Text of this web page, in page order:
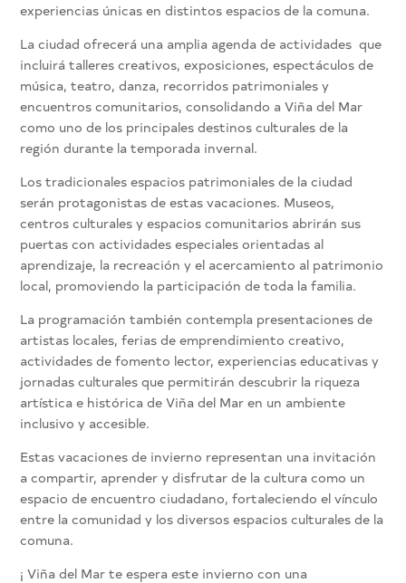
experiencias únicas en distintos espacios de la comuna.
La ciudad ofrecerá una amplia agenda de actividades que
incluirá talleres creativos, exposiciones, espectáculos de
música, teatro, danza, recorridos patrimoniales y
encuentros comunitarios, consolidando a Viña del Mar
como uno de los principales destinos culturales de la
región durante la temporada invernal.
Los tradicionales espacios patrimoniales de la ciudad
serán protagonistas de estas vacaciones. Museos,
centros culturales y espacios comunitarios abrirán sus
puertas con actividades especiales orientadas al
aprendizaje, la recreación y el acercamiento al patrimonio
local, promoviendo la participación de toda la familia.
La programación también contempla presentaciones de
artistas locales, ferias de emprendimiento creativo,
actividades de fomento lector, experiencias educativas y
jornadas culturales que permitirán descubrir la riqueza
artística e histórica de Viña del Mar en un ambiente
inclusivo y accesible.
Estas vacaciones de invierno representan una invitación
a compartir, aprender y disfrutar de la cultura como un
espacio de encuentro ciudadano, fortaleciendo el vínculo
entre la comunidad y los diversos espacios culturales de la
comuna.
¡ Viña del Mar te espera este invierno con una